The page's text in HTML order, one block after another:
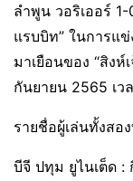
ลำพูน วอริเออร์
แรบบิท” ในการแ
มาเยือนของ “สิงห์
กันยายน 2565 เว
รายชื่อผู้เล่นทั้งสอ
บีจี ปทุม ยูไนเต็ด :